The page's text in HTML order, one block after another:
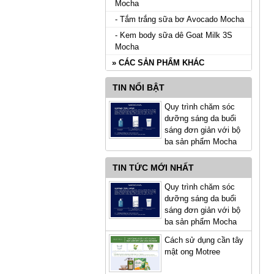
Mocha
- Tắm trắng sữa bơ Avocado Mocha
- Kem body sữa dê Goat Milk 3S
Mocha
» CÁC SẢN PHẨM KHÁC
TIN NỔI BẬT
Quy trình chăm sóc
dưỡng sáng da buổi
sáng đơn giản với bộ
ba sản phẩm Mocha
TIN TỨC MỚI NHẤT
Quy trình chăm sóc
dưỡng sáng da buổi
sáng đơn giản với bộ
ba sản phẩm Mocha
Cách sử dụng cần tây
mật ong Motree